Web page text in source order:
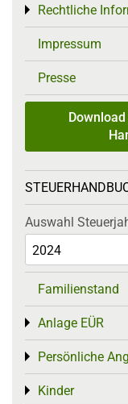
Rechtliche
Toggle menu
Impressum
Presse
Auswahl
Familienstand
Anlage EÜR
Toggle menu
Persönliche
Toggle menu
Kinder
Toggle menu